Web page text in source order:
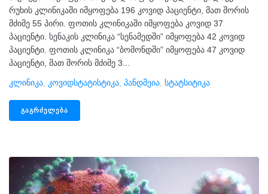
რუხის კლინიკაში იმყოფება 196 კოვიდ პაციენტი, მათ შორის
მძიმე 55 პირი. ფოთის კლინიკაში იმყოფება კოვიდ 37
პაციენტი. სენაკის კლინიკა “სენამედში” იმყოფება 42 კოვიდ
პაციენტი. ფოთის კლინიკა “ბომონდში” იმყოფება 47 კოვიდ
პაციენტი, მათ შორის მძიმე 3...
Კლინიკა Კოვიდსტატისტიკა Პანდმეია Სტატსიტიკა
ᲒᲐᲒᲠᲫᲔᲚᲔᲑᲐ